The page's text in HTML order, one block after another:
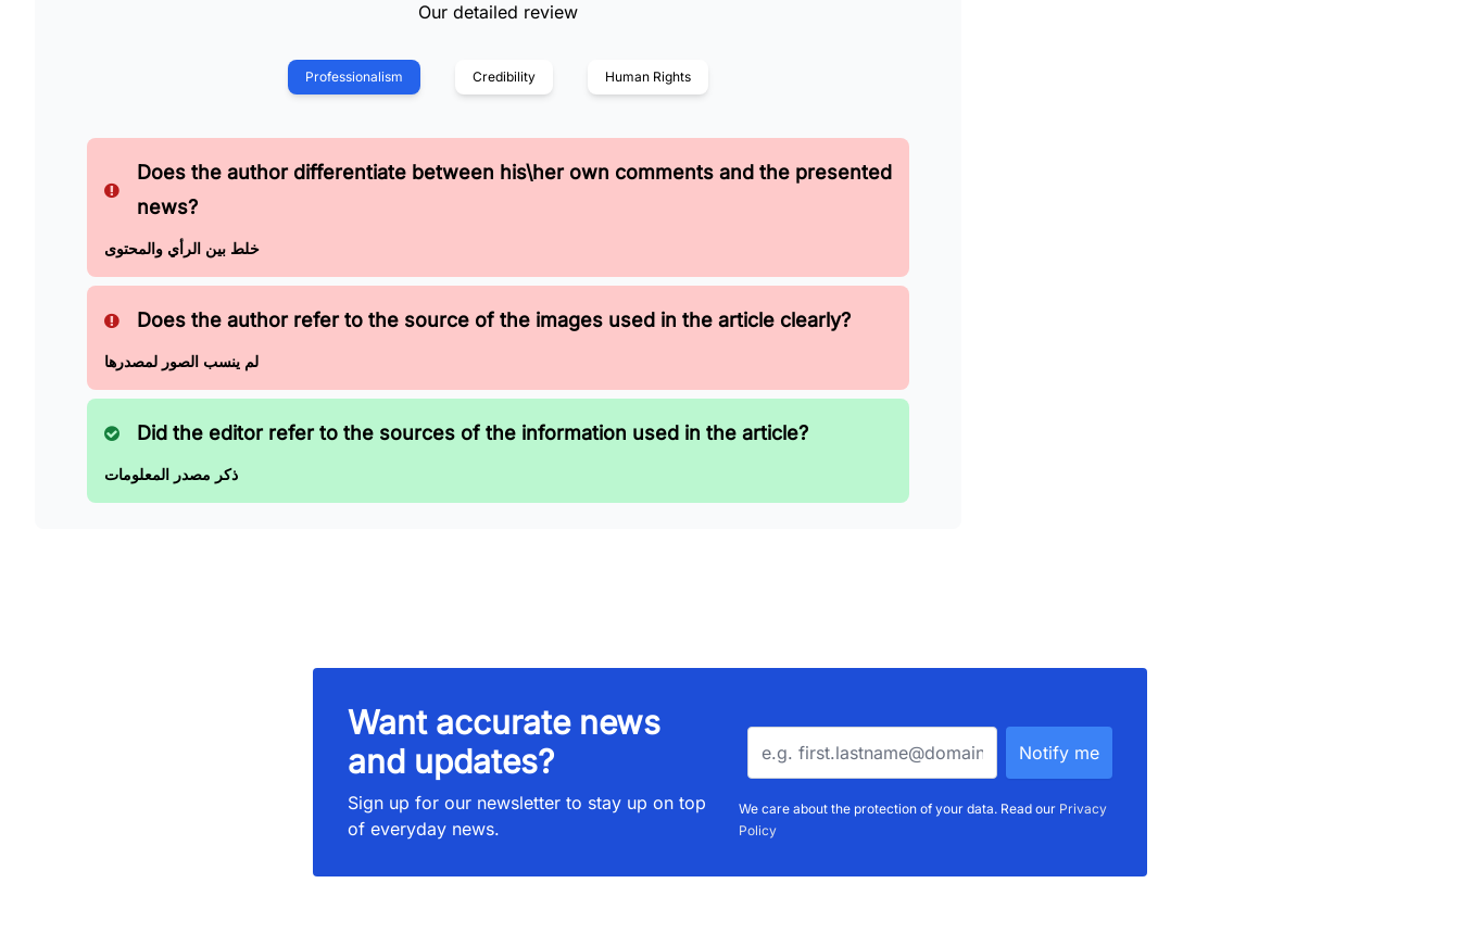
Our detailed review
Professionalism Credibility Human Rights
Does the author differentiate between his\her own comments and the presented
news?
خلط بين الرأي والمحتوى
Does the author refer to the source of the images used in the article clearly?
لم ينسب الصور لمصدرها
Did the editor refer to the sources of the information used in the article?
ذكر مصدر المعلومات
Want accurate news
and updates?
Sign up for our newsletter to stay up on top
of everyday news.
We care about the protection of your data. Read our Privacy
Policy